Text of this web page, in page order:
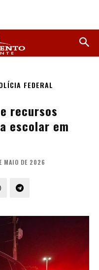
FEDERAL
recursos
escolar em
MAIO DE 2026